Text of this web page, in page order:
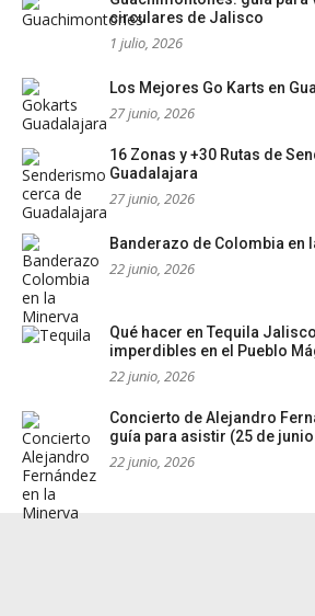
circulares de Jalisco
1 julio, 2026
Los Mejores Go Karts en
27 junio, 2026
16 Zonas y +30 Rutas de
Guadalajara
27 junio, 2026
Banderazo de Colombia en
22 junio, 2026
Qué hacer en Tequila
imperdibles en el Pueblo
22 junio, 2026
Concierto de Alejandro
guía para asistir (25 de junio
22 junio, 2026